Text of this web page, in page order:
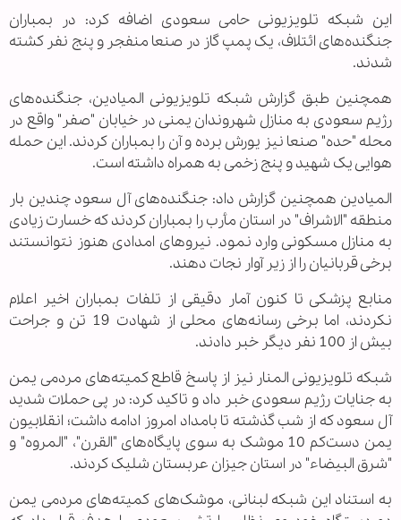
این شبکه تلویزیونی حامی سعودی اضافه کرد: در بمباران
جنگنده‌های ائتلاف، یک پمپ گاز در صنعا منفجر و پنج نفر کشته
شدند.
همچنین طبق گزارش شبکه تلویزیونی المیادین، جنگنده‌های
رژیم سعودی به منازل شهروندان یمنی در خیابان "صفر" واقع در
محله "حده" صنعا نیز یورش برده و آن را بمباران کردند. این حمله
هوایی یک شهید و پنج زخمی به همراه داشته است.
المیادین همچنین گزارش داد: جنگنده‌های آل سعود چندین بار
منطقه "الاشراف" در استان مأرب را بمباران کردند که خسارت زیادی
به منازل مسکونی وارد نمود. نیروهای امدادی هنوز نتوانستند
برخی قربانیان را از زیر آوار نجات دهند.
منابع پزشکی تا کنون آمار دقیقی از تلفات بمباران اخیر اعلام
نکردند، اما برخی رسانه‌های محلی از شهادت 19 تن و جراحت
بیش از 100 نفر دیگر خبر دادند.
شبکه تلویزیونی المنار نیز از پاسخ قاطع کمیته‌های مردمی یمن
به جنایات رژیم سعودی خبر داد و تاکید کرد: در پی حملات شدید
آل سعود که از شب گذشته تا بامداد امروز ادامه داشت؛ انقلابیون
یمن دست‌کم 10 موشک به سوی پایگاه‌های "القرن"، "المروه" و
"شرق البیضاء" در استان جیزان عربستان شلیک کردند.
به استناد این شبکه لبنانی، موشک‌های کمیته‌های مردمی یمن